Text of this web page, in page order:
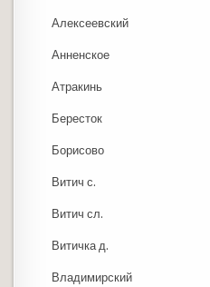
Алексеевский
Анненское
Атракинь
Бересток
Борисово
Витич с.
Витич сл.
Витичка д.
Владимирский